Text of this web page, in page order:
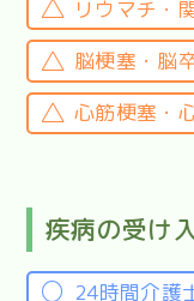
リウマチ・
脳梗塞・脳
心筋梗塞・
疾病の受け
24時間介護